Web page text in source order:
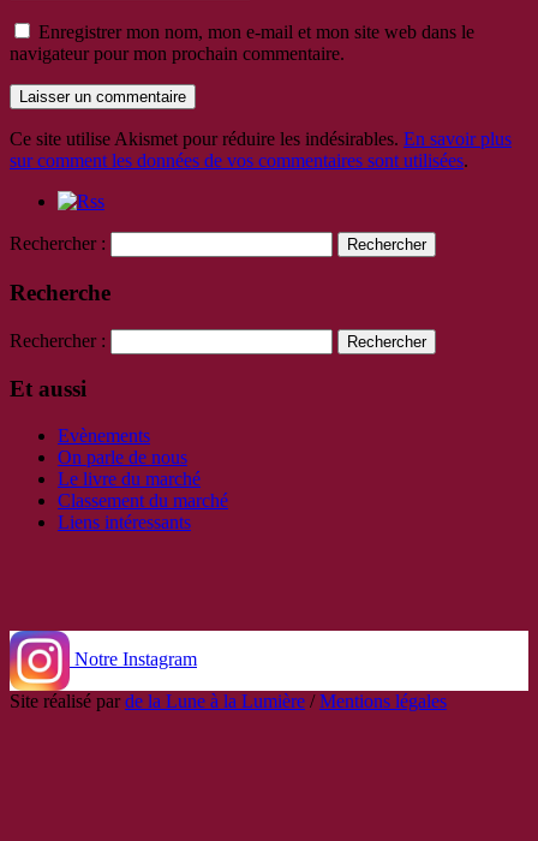
Enregistrer mon nom, mon e-mail et mon site web dans le
navigateur pour mon prochain commentaire.
Ce site utilise Akismet pour réduire les indésirables. En savoir plus
sur comment les données de vos commentaires sont utilisées.
Rechercher :
Recherche
Rechercher :
Et aussi
Evènements
On parle de nous
Le livre du marché
Classement du marché
Liens intéressants
Notre Instagram
Site réalisé parde la Lune à la Lumière /Mentions légales